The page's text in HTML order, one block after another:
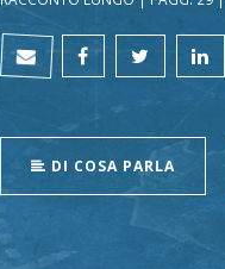
DI COSA PARLA